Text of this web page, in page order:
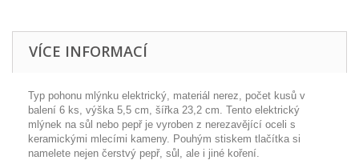
VÍCE INFORMACÍ
Typ pohonu mlýnku elektrický, materiál nerez, počet kusů v
balení 6 ks, výška 5,5 cm, šířka 23,2 cm. Tento elektrický
mlýnek na sůl nebo pepř je vyroben z nerezavějící oceli s
keramickými mlecími kameny. Pouhým stiskem tlačítka si
namelete nejen čerstvý pepř, sůl, ale i jiné koření.